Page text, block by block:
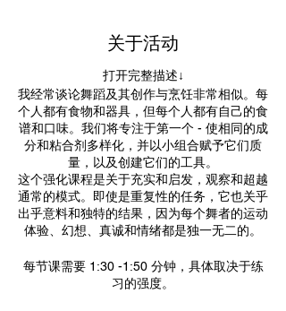
关于活动
打开完整描述↓
我经常谈论舞蹈及其创作与烹饪非常相似。每
个人都有食物和器具，但每个人都有自己的食
谱和口味。我们将专注于第一个 - 使相同的成
分和粘合剂多样化，并以小组合赋予它们质
量，以及创建它们的工具。
这个强化课程是关于充实和启发，观察和超越
通常的模式。即使是重复性的任务，它也关乎
出乎意料和独特的结果，因为每个舞者的运动
体验、幻想、真诚和情绪都是独一无二的。
每节课需要 1:30 -1:50 分钟，具体取决于练
习的强度。